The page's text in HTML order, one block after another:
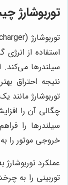
توربوشارژ
استفاده از
سیلندرها
نتیجه احتراق
توربوشارژ
چگالی آن را
سیلندرها را
خروجی موتور را
عملکرد
توربینی را به